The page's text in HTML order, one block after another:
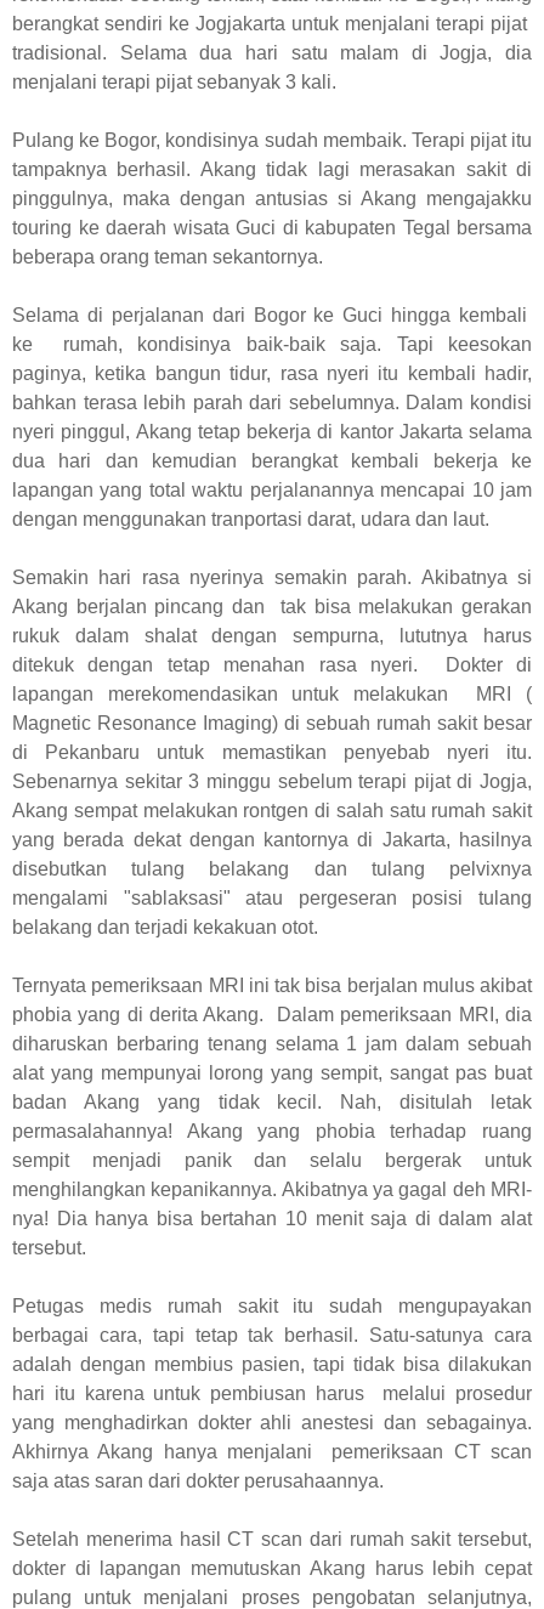
berangkat sendiri ke Jogjakarta untuk menjalani terapi pijat
tradisional. Selama dua hari satu malam di Jogja, dia
menjalani terapi pijat sebanyak 3 kali.
Pulang ke Bogor, kondisinya sudah membaik. Terapi pijat itu
tampaknya berhasil. Akang tidak lagi merasakan sakit di
pinggulnya, maka dengan antusias si Akang mengajakku
touring ke daerah wisata Guci di kabupaten Tegal bersama
beberapa orang teman sekantornya.
Selama di perjalanan dari Bogor ke Guci hingga kembali
ke rumah, kondisinya baik-baik saja. Tapi keesokan
paginya, ketika bangun tidur, rasa nyeri itu kembali hadir,
bahkan terasa lebih parah dari sebelumnya. Dalam kondisi
nyeri pinggul, Akang tetap bekerja di kantor Jakarta selama
dua hari dan kemudian berangkat kembali bekerja ke
lapangan yang total waktu perjalanannya mencapai 10 jam
dengan menggunakan tranportasi darat, udara dan laut.
Semakin hari rasa nyerinya semakin parah. Akibatnya si
Akang berjalan pincang dan tak bisa melakukan gerakan
rukuk dalam shalat dengan sempurna, lututnya harus
ditekuk dengan tetap menahan rasa nyeri. Dokter di
lapangan merekomendasikan untuk melakukan MRI (
Magnetic Resonance Imaging) di sebuah rumah sakit besar
di Pekanbaru untuk memastikan penyebab nyeri itu.
Sebenarnya sekitar 3 minggu sebelum terapi pijat di Jogja,
Akang sempat melakukan rontgen di salah satu rumah sakit
yang berada dekat dengan kantornya di Jakarta, hasilnya
disebutkan tulang belakang dan tulang pelvixnya
mengalami "sablaksasi" atau pergeseran posisi tulang
belakang dan terjadi kekakuan otot.
Ternyata pemeriksaan MRI ini tak bisa berjalan mulus akibat
phobia yang di derita Akang. Dalam pemeriksaan MRI, dia
diharuskan berbaring tenang selama 1 jam dalam sebuah
alat yang mempunyai lorong yang sempit, sangat pas buat
badan Akang yang tidak kecil. Nah, disitulah letak
permasalahannya! Akang yang phobia terhadap ruang
sempit menjadi panik dan selalu bergerak untuk
menghilangkan kepanikannya. Akibatnya ya gagal deh MRI-
nya! Dia hanya bisa bertahan 10 menit saja di dalam alat
tersebut.
Petugas medis rumah sakit itu sudah mengupayakan
berbagai cara, tapi tetap tak berhasil. Satu-satunya cara
adalah dengan membius pasien, tapi tidak bisa dilakukan
hari itu karena untuk pembiusan harus melalui prosedur
yang menghadirkan dokter ahli anestesi dan sebagainya.
Akhirnya Akang hanya menjalani pemeriksaan CT scan
saja atas saran dari dokter perusahaannya.
Setelah menerima hasil CT scan dari rumah sakit tersebut,
dokter di lapangan memutuskan Akang harus lebih cepat
pulang untuk menjalani proses pengobatan selanjutnya,